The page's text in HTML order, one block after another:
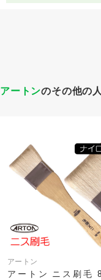
アートンのその他の
アートン
アートン ニス刷毛